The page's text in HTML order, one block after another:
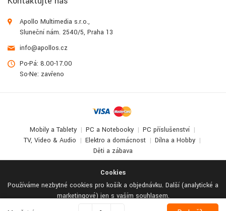
Cookies
Používáme nezbytné cookies pro košík a objednávku. Další (analytické a
marketingové) jen s vaším souhlasem.
Apollo Multimedia s.r.o.,
Sluneční nám. 2540/5, Praha 13
info@apollos.cz
Po-Pá: 8.00-17.00
So-Ne: zavřeno
Mobily a Tablety PC a Notebooky
PC příslušenství
TV, Video & Audio
Elektro a domácnost
Dílna a Hobby
Děti a zábava